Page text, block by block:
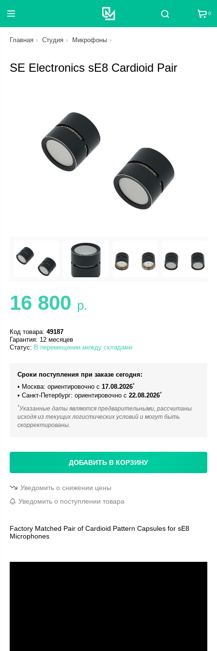
Поиск 0
Главная Студия Микрофоны
SE Electronics sE8 Cardioid Pair
16 800 р.
Код товара: 49187
Гарантия: 12 месяцев
Статус: В перемещении между складами
Сроки поступления при заказе сегодня:
• Москва: ориентировочно с 17.08.2026*
• Санкт-Петербург: ориентировочно с 22.08.2026*
*Указанные даты являются предварительными, рассчитаны
исходя из текущих логистических условий и могут быть
скорректированы.
ДОБАВИТЬ В КОРЗИНУ
Уведомить о снижении цены
Уведомить о поступлении товара
Factory Matched Pair of Cardioid Pattern Capsules for sE8
Microphones